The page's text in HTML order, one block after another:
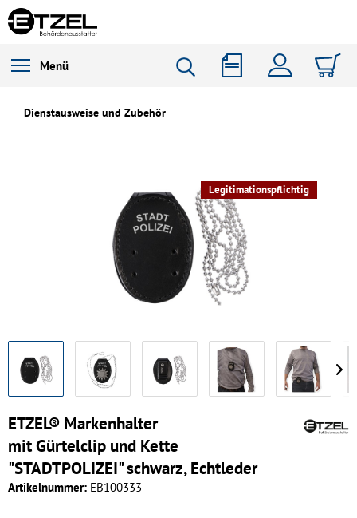
Menü
Dienstausweise und Zubehör
Legitimationspflichtig
ETZEL® Markenhalter
mit Gürtelclip und Kette
"STADTPOLIZEI" schwarz, Echtleder
Artikelnummer: EB100333